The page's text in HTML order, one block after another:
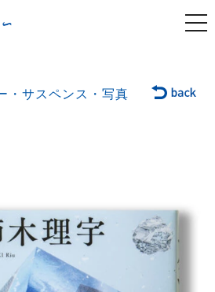
・サスペンス・写真